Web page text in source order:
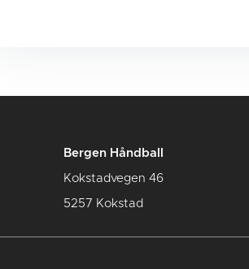
Bergen Håndball
Kokstadvegen 46
5257 Kokstad